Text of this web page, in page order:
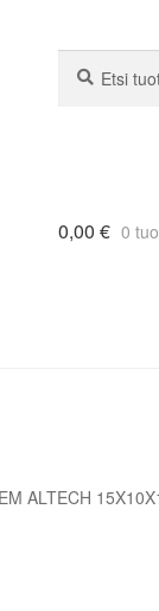
0,00 € 0
ALTECH